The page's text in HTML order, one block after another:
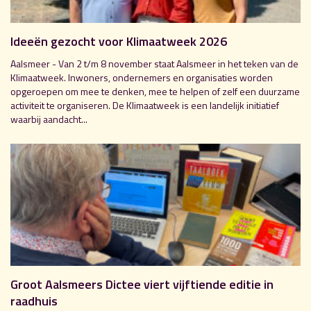
Ideeën gezocht voor Klimaatweek 2026
Aalsmeer - Van 2 t/m 8 november staat Aalsmeer in het teken van de
Klimaatweek. Inwoners, ondernemers en organisaties worden
opgeroepen om mee te denken, mee te helpen of zelf een duurzame
activiteit te organiseren. De Klimaatweek is een landelijk initiatief
waarbij aandacht...
Groot Aalsmeers Dictee viert vijftiende editie in
raadhuis